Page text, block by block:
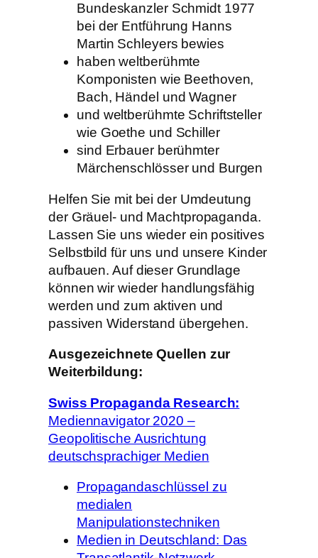
Bundeskanzler Schmidt 1977
bei der Entführung Hanns
Martin Schleyers bewies
haben weltberühmte
Komponisten wie Beethoven,
Bach, Händel und Wagner
und weltberühmte Schriftsteller
wie Goethe und Schiller
sind Erbauer berühmter
Märchenschlösser und Burgen
Helfen Sie mit bei der Umdeutung
der Gräuel- und Machtpropaganda.
Lassen Sie uns wieder ein positives
Selbstbild für uns und unsere Kinder
aufbauen. Auf dieser Grundlage
können wir wieder handlungsfähig
werden und zum aktiven und
passiven Widerstand übergehen.
Ausgezeichnete Quellen zur
Weiterbildung:
Swiss Propaganda Research:
Mediennavigator 2020 –
Geopolitische Ausrichtung
deutschsprachiger Medien
Propagandaschlüssel zu
medialen
Manipulationstechniken
Medien in Deutschland: Das